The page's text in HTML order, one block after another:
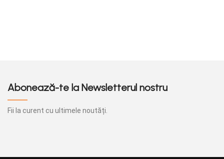
Abonează-te la Newsletterul nostru
Fii la curent cu ultimele noutăți.